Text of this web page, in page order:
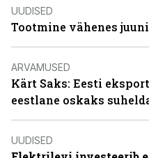
UUDISED
Tootmine vähenes
ARVAMUSED
Kärt Saks: Eesti
eestlane oskaks
UUDISED